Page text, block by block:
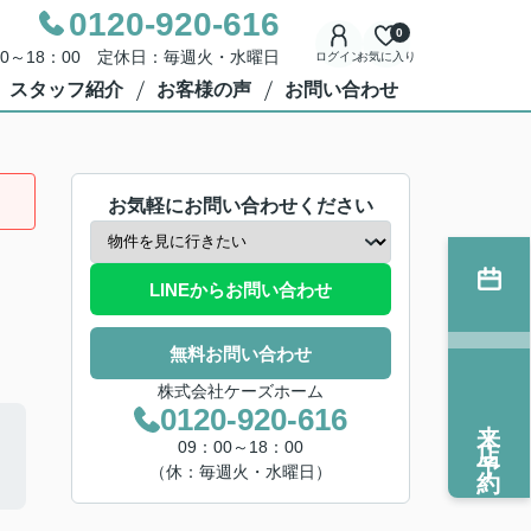
0120-920-616
～18：00 定休日：毎週火・水曜日 ログインお気に入り
0
スタッフ紹介 お客様の声 お問い合わせ
お気軽にお問い合わせください
LINEからお問い合わせ
無料お問い合わせ
株式会社ケーズホーム
0120-920-616
09：00～18：00
（休：毎週火・水曜日）
来店予約